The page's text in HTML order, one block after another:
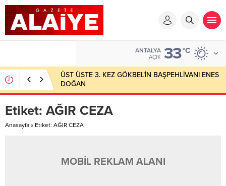
ANTALYA
AÇIK 33°C
ÜST ÜSTE 3. KEZ GÖKBEL’İN BAŞPEHLİVANI ENES
DOĞAN
Etiket: AĞIR CEZA
Anasayfa » Etiket: AĞIR CEZA
MOBİL REKLAM ALANI